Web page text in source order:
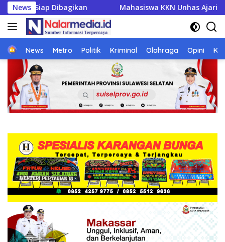
Langsung
ke
konten
News
Unhas Ajari UMKM Desa Talawe Kelola Keuangan, Bisnis
Home
News Metro Politik Kriminal Olahraga Opini